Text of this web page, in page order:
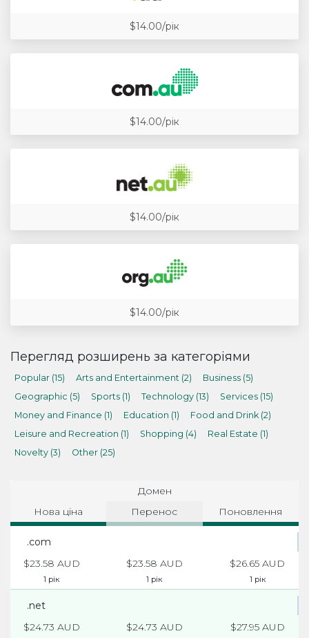
$14.00/рік
$14.00/рік
$14.00/рік
$14.00/рік
Перегляд розширень за категоріями
Popular (15) Arts and Entertainment (2)
Business (5)
Geographic (5)
Sports (1) Technology (13)
Services (15)
Money and Finance (1)
Education (1)
Food and Drink (2)
Leisure and Recreation (1)
Shopping (4)
Real Estate (1)
Novelty (3)
Other (25)
Домен
Нова ціна
Перенос Поновлення
.com
$23.58 AUD
1 рік
$23.58 AUD
1 рік
$26.65 AUD
1 рік
.net
$24.73 AUD
$24.73 AUD $27.95 AUD